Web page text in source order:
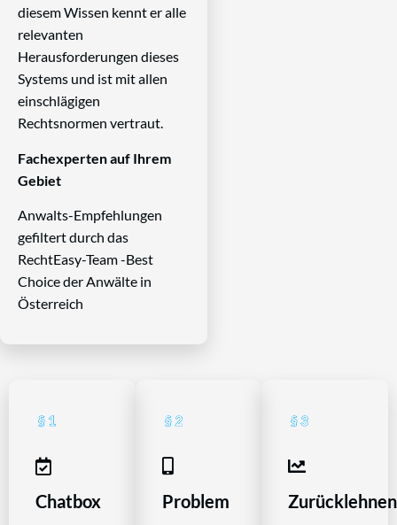
diesem Wissen kennt er alle
relevanten
Herausforderungen dieses
Systems und ist mit allen
einschlägigen
Rechtsnormen vertraut.
Fachexperten auf Ihrem
Gebiet
Anwalts-Empfehlungen
gefiltert durch das
RechtEasy-Team -Best
Choice der Anwälte in
Österreich
Chatbox
Problem
Zurücklehnen